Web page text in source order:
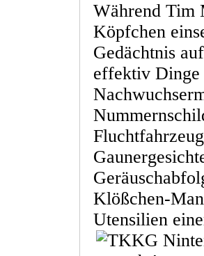
Während Tim
Köpfchen
Gedächtnis
effektiv Dinge
Klößchen-
Utensilien